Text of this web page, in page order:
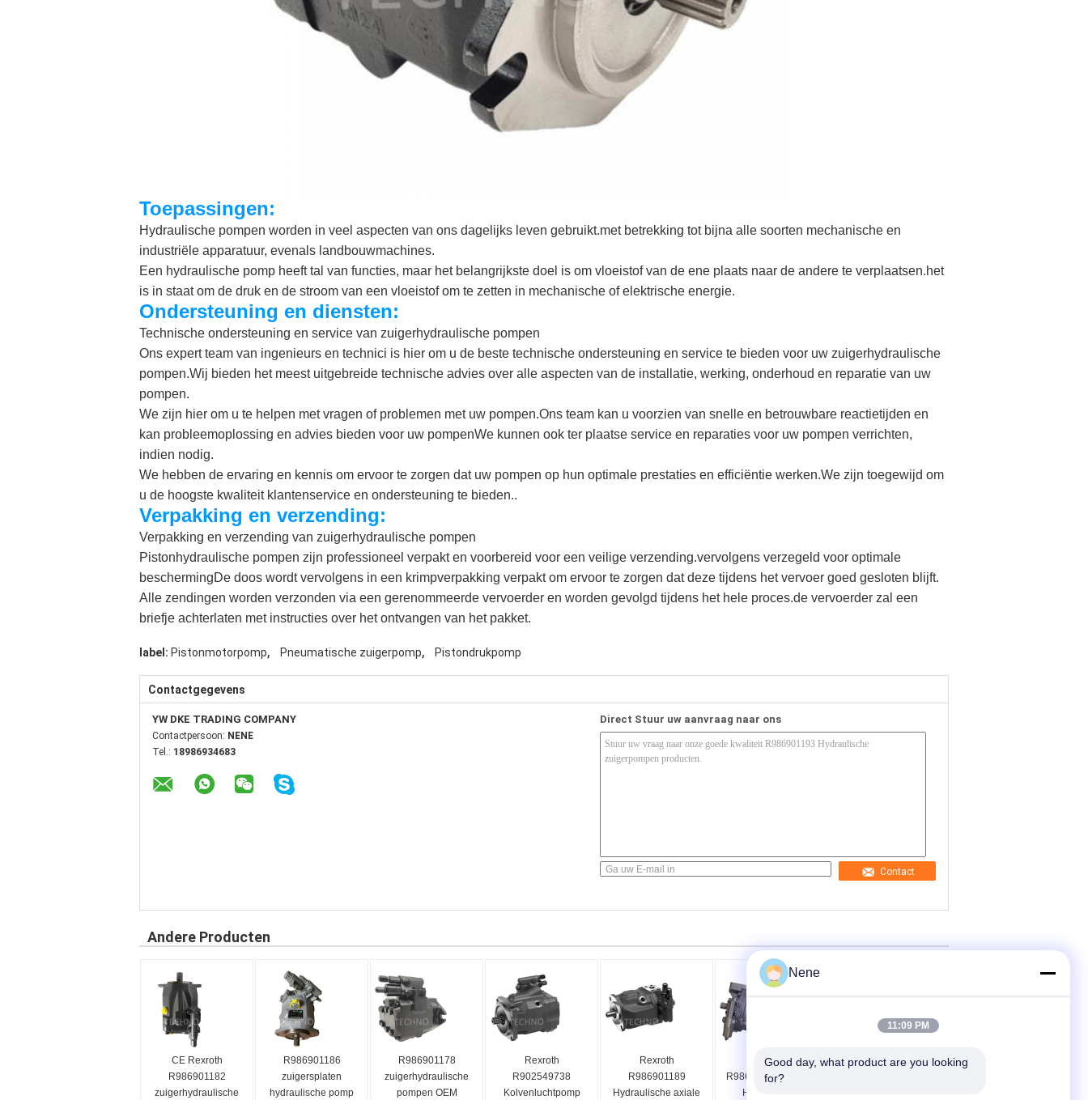
Toepassingen:
Hydraulische pompen worden in veel aspecten van ons dagelijks leven gebruikt.met betrekking tot bijna alle soorten mechanische en
industriële apparatuur, evenals landbouwmachines.
Een hydraulische pomp heeft tal van functies, maar het belangrijkste doel is om vloeistof van de ene plaats naar de andere te verplaatsen.het
is in staat om de druk en de stroom van een vloeistof om te zetten in mechanische of elektrische energie.
Ondersteuning en diensten:
Technische ondersteuning en service van zuigerhydraulische pompen
Ons expert team van ingenieurs en technici is hier om u de beste technische ondersteuning en service te bieden voor uw zuigerhydraulische
pompen.Wij bieden het meest uitgebreide technische advies over alle aspecten van de installatie, werking, onderhoud en reparatie van uw
pompen.
We zijn hier om u te helpen met vragen of problemen met uw pompen.Ons team kan u voorzien van snelle en betrouwbare reactietijden en
kan probleemoplossing en advies bieden voor uw pompenWe kunnen ook ter plaatse service en reparaties voor uw pompen verrichten,
indien nodig.
We hebben de ervaring en kennis om ervoor te zorgen dat uw pompen op hun optimale prestaties en efficiëntie werken.We zijn toegewijd om
u de hoogste kwaliteit klantenservice en ondersteuning te bieden..
Verpakking en verzending:
Verpakking en verzending van zuigerhydraulische pompen
Pistonhydraulische pompen zijn professioneel verpakt en voorbereid voor een veilige verzending.vervolgens verzegeld voor optimale
beschermingDe doos wordt vervolgens in een krimpverpakking verpakt om ervoor te zorgen dat deze tijdens het vervoer goed gesloten blijft.
Alle zendingen worden verzonden via een gerenommeerde vervoerder en worden gevolgd tijdens het hele proces.de vervoerder zal een
briefje achterlaten met instructies over het ontvangen van het pakket.
label: Pistonmotorpomp, Pneumatische zuigerpomp, Pistondrukpomp
Contactgegevens
YW DKE TRADING COMPANY
Contactpersoon: NENE
Tel.: 18986934683
Direct Stuur uw aanvraag naar ons
Contact
Andere Producten
CE Rexroth
R986901182
zuigerhydraulische
R986901186
zuigersplaten
hydraulische pomp
R986901178
zuigerhydraulische
pompen OEM
Rexroth
R902549738
Kolvenluchtpomp
Rexroth
R986901189
Hydraulische axiale
Rexroth
R986901181 Kolven
Hydraulische
R986901185
Nene
11:09 PM
Good day, what product are you looking
for?